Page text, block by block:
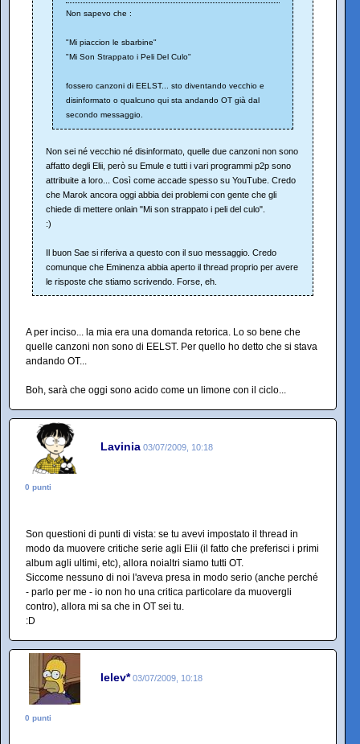
Non sapevo che :
"Mi piaccion le sbarbine"
"Mi Son Strappato i Peli Del Culo"
fossero canzoni di EELST... sto diventando vecchio e
disinformato o qualcuno qui sta andando OT già dal
secondo messaggio.
Non sei né vecchio né disinformato, quelle due canzoni non sono
affatto degli Elii, però su Emule e tutti i vari programmi p2p sono
attribuite a loro... Così come accade spesso su YouTube. Credo
che Marok ancora oggi abbia dei problemi con gente che gli
chiede di mettere onlain "Mi son strappato i peli del culo".
:)
Il buon Sae si riferiva a questo con il suo messaggio. Credo
comunque che Eminenza abbia aperto il thread proprio per avere
le risposte che stiamo scrivendo. Forse, eh.
A per inciso... la mia era una domanda retorica. Lo so bene che
quelle canzoni non sono di EELST. Per quello ho detto che si stava
andando OT...
Boh, sarà che oggi sono acido come un limone con il ciclo...
Lavinia 03/07/2009, 10:18
0 punti
Son questioni di punti di vista: se tu avevi impostato il thread in
modo da muovere critiche serie agli Elii (il fatto che preferisci i primi
album agli ultimi, etc), allora noialtri siamo tutti OT.
Siccome nessuno di noi l'aveva presa in modo serio (anche perché
- parlo per me - io non ho una critica particolare da muovergli
contro), allora mi sa che in OT sei tu.
:D
lelev* 03/07/2009, 10:18
0 punti